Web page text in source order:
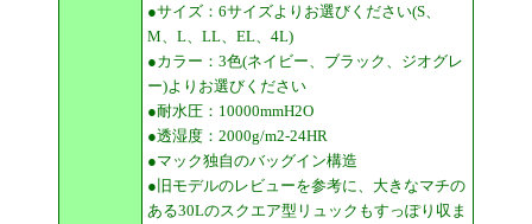
●サイズ：6サイズよりお選びください(S、
M、L、LL、EL、4L)
●カラー：3色(ネイビー、ブラック、ジオグレ
ー)よりお選びください
●耐水圧：10000mmH2O
●透湿度：2000g/m2-24HR
●マック独自のバッグイン構造
●旧モデルのレビューを参考に、大きなマチの
ある30Lのスクエア型リュックもすっぽり収ま